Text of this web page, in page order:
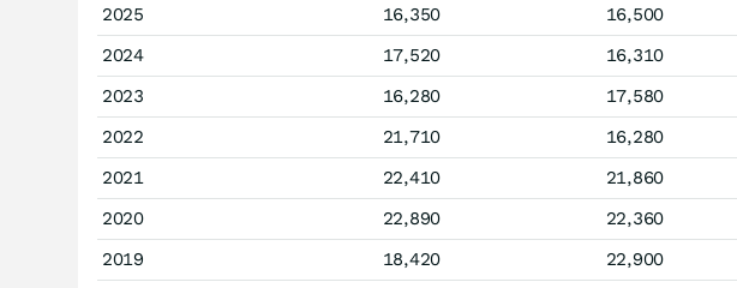
2025
16,350 16,500
2024
17,520 16,310
2023
16,280 17,580
2022
21,710 16,280
2021
22,410 21,860
2020
22,890 22,360
2019
18,420 22,900